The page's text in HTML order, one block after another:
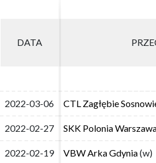
DATA
2022-03-06 CTL Zagłębie
2022-02-27 SKK Polonia
2022-02-19 VBW Arka Gdynia(w)
DATA
2022-03-06 CTL Zagłębie
2022-02-27 SKK Polonia
2022-02-19 VBW Arka Gdynia(w)